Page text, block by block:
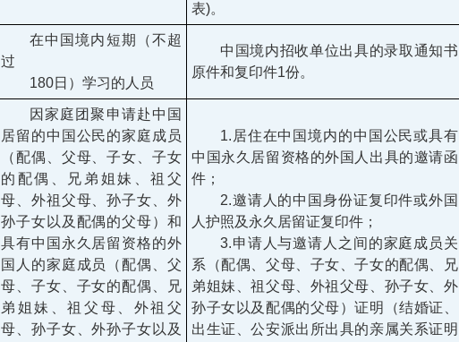
表)。
在中国境内短期（不超
过
180日）学习的人员
中国境内招收单位出具的录取通知书
原件和复印件1份。
因家庭团聚申请赴中国
居留的中国公民的家庭成员
（配偶、父母、子女、子女
的配偶、兄弟姐妹、祖父
母、外祖父母、孙子女、外
孙子女以及配偶的父母）和
具有中国永久居留资格的外
国人的家庭成员（配偶、父
母、子女、子女的配偶、兄
弟姐妹、祖父母、外祖父
母、孙子女、外孙子女以及
1.居住在中国境内的中国公民或具有
中国永久居留资格的外国人出具的邀请函
件；
2.邀请人的中国身份证复印件或外国
人护照及永久居留证复印件；
3.申请人与邀请人之间的家庭成员关
系（配偶、父母、子女、子女的配偶、兄
弟姐妹、祖父母、外祖父母、孙子女、外
孙子女以及配偶的父母）证明（结婚证、
出生证、公安派出所出具的亲属关系证明